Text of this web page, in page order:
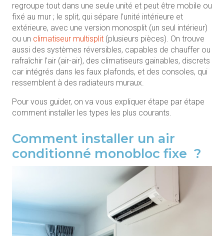
regroupe tout dans une seule unité et peut être mobile ou
fixé au mur ; le split, qui sépare l’unité intérieure et
extérieure, avec une version monosplit (un seul intérieur)
ou un climatiseur multisplit (plusieurs pièces). On trouve
aussi des systèmes réversibles, capables de chauffer ou
rafraîchir l’air (air-air), des climatiseurs gainables, discrets
car intégrés dans les faux plafonds, et des consoles, qui
ressemblent à des radiateurs muraux.
Pour vous guider, on va vous expliquer étape par étape
comment installer les types les plus courants.
Comment installer un air
conditionné monobloc fixe ?